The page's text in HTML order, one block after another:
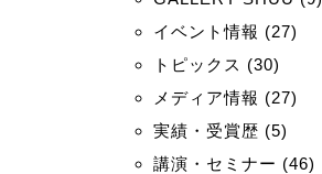
イベント情報 (27)
トピックス (30)
メディア情報 (27)
実績・受賞歴 (5)
講演・セミナー (46)